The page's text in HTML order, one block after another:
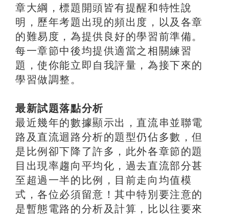
章大綱，標題開頭皆有提醒和特性說
明，歷年考題出現的頻出度，以及各章
的難易度，為提供良好的學習前準備。
每一章節中後均提供適當之相關練習
題，使你能立即自我評量，為接下來的
學習做調整。
最新試題落點分析
最近幾年的數據顯示出，直流串並聯電
路及直流迴路分析的題型仍佔多數，但
是比例卻下降了許多，此外各章節的題
目出現率趨向平均化，過去直流部分甚
至超過一半的比例，目前走向均值模
式，各位必須留意！其中特別要注意的
是暫態電路的分析及計算，比以往要來